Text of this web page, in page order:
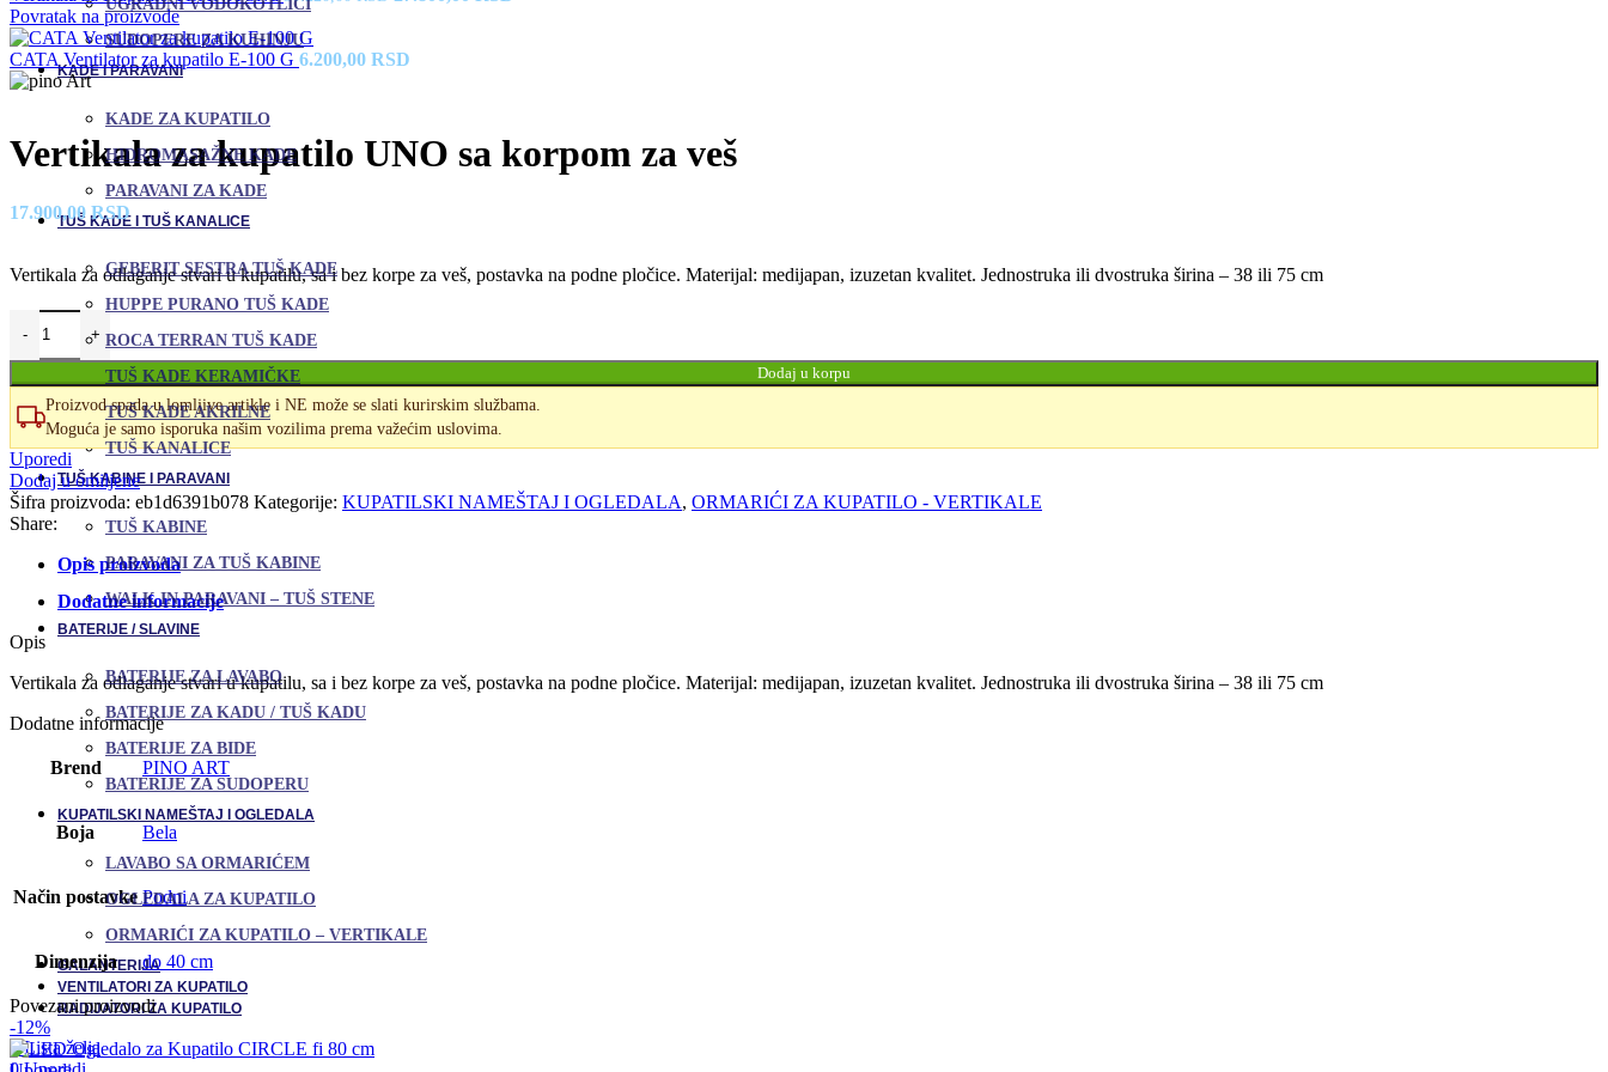
UGRADNI VODOKOTLIĆI
SUDOPERE ZA KUHINJU
KADE I PARAVANI
KADE ZA KUPATILO
HIDROMASAŽNE KADE
PARAVANI ZA KADE
TUŠ KADE I TUŠ KANALICE
GEBERIT SESTRA TUŠ KADE
HUPPE PURANO TUŠ KADE
ROCA TERRAN TUŠ KADE
TUŠ KADE KERAMIČKE
TUŠ KADE AKRILNE
TUŠ KANALICE
TUŠ KABINE I PARAVANI
TUŠ KABINE
PARAVANI ZA TUŠ KABINE
WALK IN PARAVANI – TUŠ STENE
BATERIJE / SLAVINE
BATERIJE ZA LAVABO
BATERIJE ZA KADU / TUŠ KADU
BATERIJE ZA BIDE
BATERIJE ZA SUDOPERU
KUPATILSKI NAMEŠTAJ I OGLEDALA
LAVABO SA ORMARIĆEM
OGLEDALA ZA KUPATILO
ORMARIĆI ZA KUPATILO – VERTIKALE
GALANTERIJA
VENTILATORI ZA KUPATILO
RADIJATORI ZA KUPATILO
0Lista želja
bila:
Povratak na proizvode
CATA Ventilator za kupatilo E-100 G 6.200,00 RSD
Vertikala za kupatilo UNO sa korpom za veš
17.900,00RSD
Vertikala za odlaganje stvari u kupatilu, sa i bez korpe za veš, postavka na podne pločice. Materijal: medijapan, izuzetan kvalitet. Jednostruka ili dvostruka širina – 38 ili 75 cm
Dodaj u korpu
Proizvod spada u lomljive artikle i NE može se slati kurirskim službama.
Moguća je samo isporuka našim vozilima prema važećim uslovima.
Uporedi
Dodaj u omiljene
Šifra proizvoda: eb1d6391b078 Kategorije: KUPATILSKI NAMEŠTAJ I OGLEDALA, ORMARIĆI ZA KUPATILO - VERTIKALE
Share:
Opis proizvoda
Dodatne informacije
Opis
Vertikala za odlaganje stvari u kupatilu, sa i bez korpe za veš, postavka na podne pločice. Materijal: medijapan, izuzetan kvalitet. Jednostruka ili dvostruka širina – 38 ili 75 cm
Dodatne informacije
Brend PINO ART
Boja Bela
Način postavke Podni
Dimenzija do 40 cm
Povezani proizvodi
-12%